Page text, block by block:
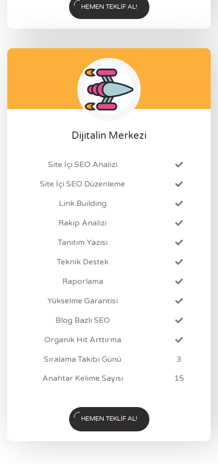
HEMEN TEKLIF AL!
Dijitalin Merkezi
Site İçi SEO Analizi
Site İçi SEO Düzenleme
Link Building
Rakip Analizi
Tanıtım Yazısı
Teknik Destek
Raporlama
Yükselme Garantisi
Blog Bazlı SEO
Organik Hit Arttırma
Sıralama Takibi Günü
3
Anahtar Kelime Sayısı
15
HEMEN TEKLIF AL!